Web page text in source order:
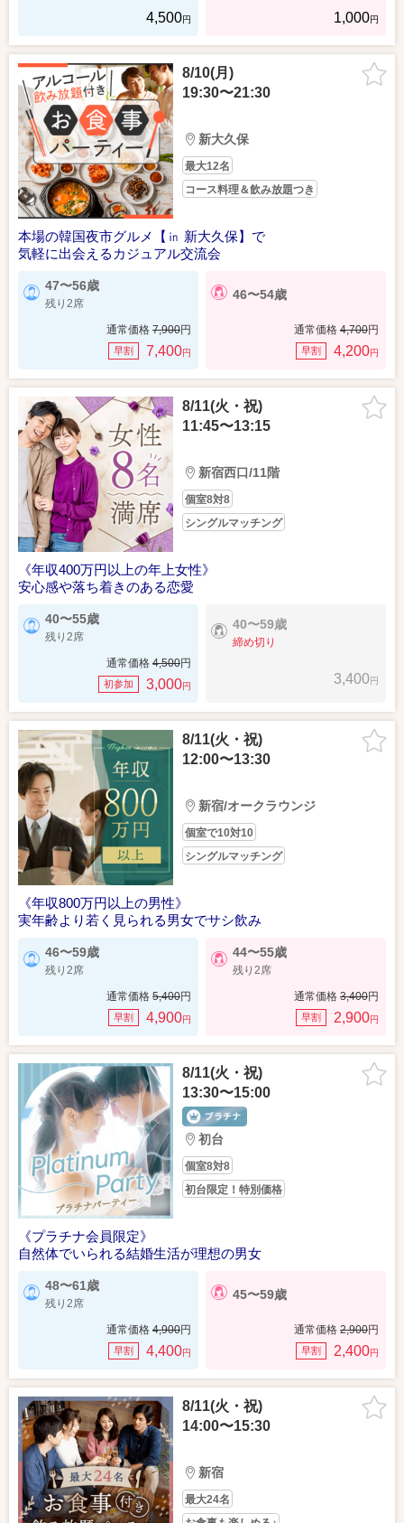
4,500円 1,000円
8/10(月)
19:30〜21:30
新大久保
最大12名
コース料理＆飲み放題つき
本場の韓国夜市グルメ【㏌ 新大久保】で
気軽に出会えるカジュアル交流会
47〜56歳
残り2席
通常価格 7,900円
早割 7,400円
46〜54歳
通常価格 4,700円
早割 4,200円
8/11(火・祝)
11:45〜13:15
新宿西口/11階
個室8対8
シングルマッチング
《年収400万円以上の年上女性》
安心感や落ち着きのある恋愛
40〜55歳
残り2席
通常価格 4,500円
初参加 3,000円
40〜59歳
締め切り
3,400円
8/11(火・祝)
12:00〜13:30
新宿/オークラウンジ
個室で10対10
シングルマッチング
《年収800万円以上の男性》
実年齢より若く見られる男女でサシ飲み
46〜59歳
残り2席
通常価格 5,400円
早割 4,900円
44〜55歳
残り2席
通常価格 3,400円
早割 2,900円
8/11(火・祝)
13:30〜15:00
初台
個室8対8
初台限定！特別価格
《プラチナ会員限定》
自然体でいられる結婚生活が理想の男女
48〜61歳
残り2席
通常価格 4,900円
早割 4,400円
45〜59歳
通常価格 2,900円
早割 2,400円
8/11(火・祝)
14:00〜15:30
新宿
最大24名